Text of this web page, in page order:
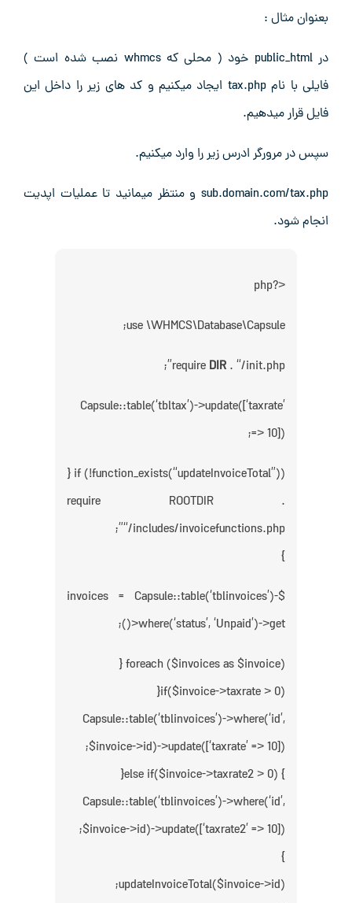
بعنوان مثال :
در public_html خود ( محلی که whmcs نصب شده است )
فایلی با نام tax.php ایجاد میکنیم و کد های زیر را داخل این
فایل قرار میدهیم.
سپس در مرورگر ادرس زیر را وارد میکنیم.
sub.domain.com/tax.php و منتظر میمانید تا عملیات اپدیت
انجام شود.
<?php
use \WHMCS\Database\Capsule;
require DIR . “/init.php”;
Capsule::table(‘tbltax’)->update([‘taxrate’
=> 10]);
if (!function_exists(“updateInvoiceTotal”)) {
require ROOTDIR .
“/includes/invoicefunctions.php”;
}
$invoices = Capsule::table(‘tblinvoices’)-
>where(‘status’, ‘Unpaid’)->get();
foreach ($invoices as $invoice) {
if($invoice->taxrate > 0){
Capsule::table(‘tblinvoices’)->where(‘id’,
$invoice->id)->update([‘taxrate’ => 10]);
} else if($invoice->taxrate2 > 0){
Capsule::table(‘tblinvoices’)->where(‘id’,
$invoice->id)->update([‘taxrate2’ => 10]);
}
updateInvoiceTotal($invoice->id);